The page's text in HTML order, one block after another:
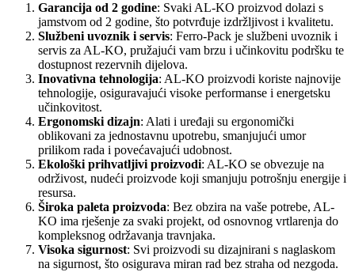
Garancija od 2 godine: Svaki AL-KO proizvod dolazi s
jamstvom od 2 godine, što potvrđuje izdržljivost i kvalitetu.
Službeni uvoznik i servis: Ferro-Pack je službeni uvoznik i
servis za AL-KO, pružajući vam brzu i učinkovitu podršku te
dostupnost rezervnih dijelova.
Inovativna tehnologija: AL-KO proizvodi koriste najnovije
tehnologije, osiguravajući visoke performanse i energetsku
učinkovitost.
Ergonomski dizajn: Alati i uređaji su ergonomički
oblikovani za jednostavnu upotrebu, smanjujući umor
prilikom rada i povećavajući udobnost.
Ekološki prihvatljivi proizvodi: AL-KO se obvezuje na
održivost, nudeći proizvode koji smanjuju potrošnju energije i
resursa.
Široka paleta proizvoda: Bez obzira na vaše potrebe, AL-
KO ima rješenje za svaki projekt, od osnovnog vrtlarenja do
kompleksnog održavanja travnjaka.
Visoka sigurnost: Svi proizvodi su dizajnirani s naglaskom
na sigurnost, što osigurava miran rad bez straha od nezgoda.